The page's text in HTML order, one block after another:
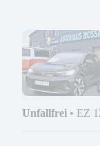
Unfallfrei • EZ